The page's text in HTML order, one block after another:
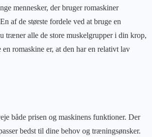
mennesker, der bruger romaskiner
af de største fordele ved at bruge en
træner alle de store muskelgrupper i din krop,
romaskine er, at den har en relativt lav
både prisen og maskinens funktioner. Der
bedst til dine behov og træningsønsker.